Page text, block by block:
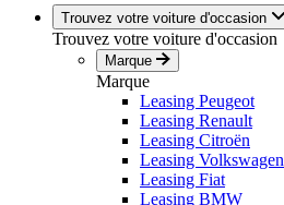
Trouvez votre voiture d'occasion
Trouvez votre voiture d'occasion
Marque
Marque
Leasing Peugeot
Leasing Renault
Leasing Citroën
Leasing Volkswagen
Leasing Fiat
Leasing BMW